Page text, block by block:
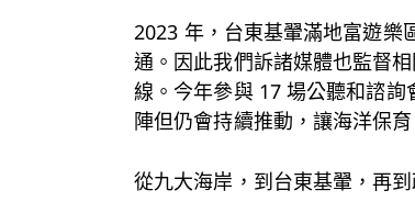
2023 年，台東基翬滿地富遊樂
通。因此我們訴諸媒體也監督
線。今年參與 17 場公聽和諮
陣但仍會持續推動，讓海洋保
從九大海岸，到台東基翬，再